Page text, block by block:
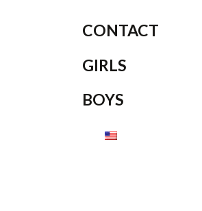
CONTACT
GIRLS
BOYS